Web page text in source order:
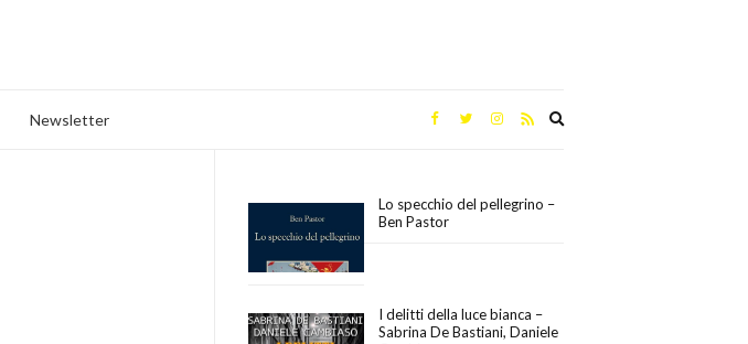
Newsletter
Lo specchio del pellegrino –
Ben Pastor
I delitti della luce bianca –
Sabrina De Bastiani, Daniele